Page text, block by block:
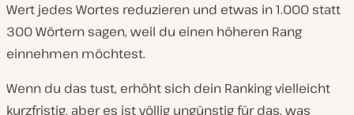
Wert jedes Wortes reduzieren und etwas in 1.000 statt
300 Wörtern sagen, weil du einen höheren Rang
einnehmen möchtest.
Wenn du das tust, erhöht sich dein Ranking vielleicht
kurzfristig, aber es ist völlig ungünstig für das, was